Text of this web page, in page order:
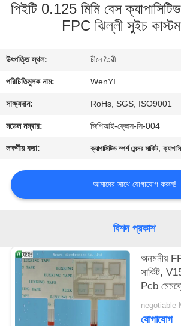
যোগাযোগ
করুন
উদ্ধৃতির
আবেদন
ম্যাপ
PRIVACY
POLICY
পিইটি 0.125 মিমি বেস ক্যাপাসিটিভ
FPC ঝিল্লী সুইচ
উৎপত্তি স্থল: চীনে তৈরী
পরিচিতিমুলক নাম: WenYI
সাক্ষ্যদান: RoHs, SGS, ISO9001
মডেল নম্বার: জিপিআই-ফ্লেক্স-সি-004
লক্ষণীয় করা: ক্যাপাসিটিভ স্পর্শ সেন্সর সার্কিট,
আমাদের সাথে যোগাযোগ করুন!
বিশদ প্রকাশ
অনমনীয়
সার্কিট,
Pcb
negotiable
যোগাযোগ